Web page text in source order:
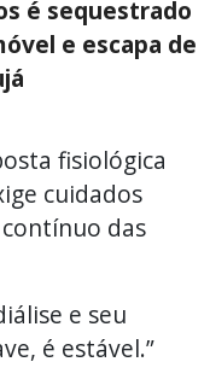
é sequestrado
e escapa de
fisiológica
cuidados
das
e seu
é estável.”